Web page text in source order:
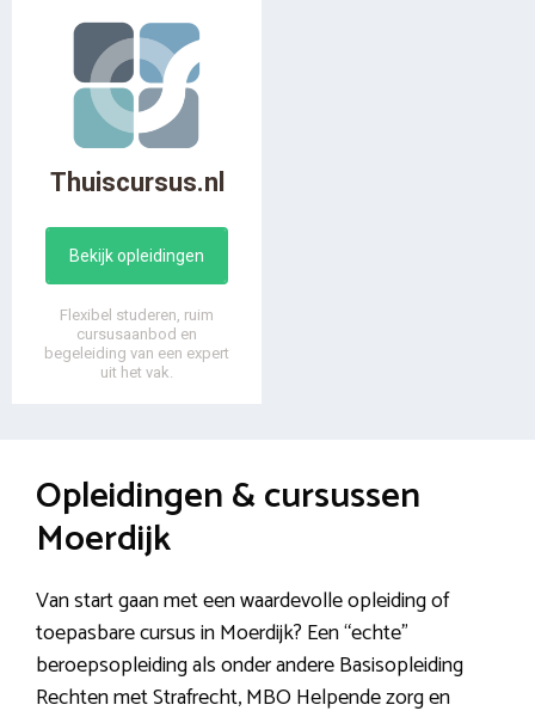
Thuiscursus.nl
Bekijk opleidingen
Flexibel studeren, ruim
cursusaanbod en
begeleiding van een expert
uit het vak.
Opleidingen & cursussen
Moerdijk
Van start gaan met een waardevolle opleiding of
toepasbare cursus in Moerdijk? Een “echte”
beroepsopleiding als onder andere Basisopleiding
Rechten met Strafrecht, MBO Helpende zorg en